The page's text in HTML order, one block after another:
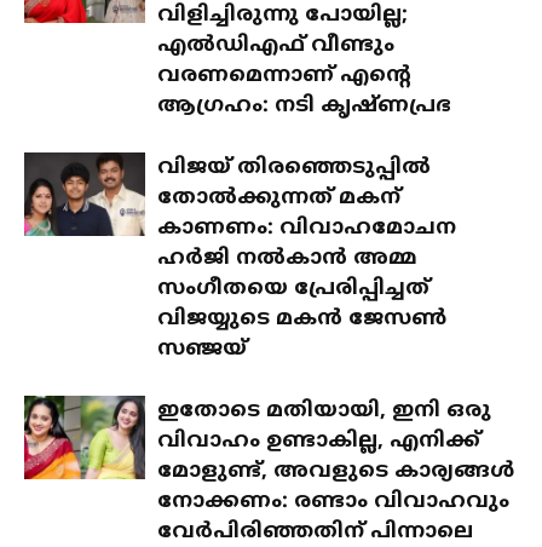
വിളിച്ചിരുന്നു പോയില്ല;
എൽഡിഎഫ് വീണ്ടും
വരണമെന്നാണ് എന്റെ
ആഗ്രഹം: നടി കൃഷ്ണപ്രഭ
വിജയ് തിരഞ്ഞെടുപ്പിൽ
തോൽക്കുന്നത് മകന്
കാണണം: വിവാഹമോചന
ഹർജി നൽകാൻ അമ്മ
സംഗീതയെ പ്രേരിപ്പിച്ചത്
വിജയ്യുടെ മകൻ ജേസൺ
സഞ്ജയ്
ഇതോടെ മതിയായി, ഇനി ഒരു
വിവാഹം ഉണ്ടാകില്ല, എനിക്ക്
മോളുണ്ട്, അവളുടെ കാര്യങ്ങൾ
നോക്കണം: രണ്ടാം വിവാഹവും
വേർപിരിഞ്ഞതിന് പിന്നാലെ